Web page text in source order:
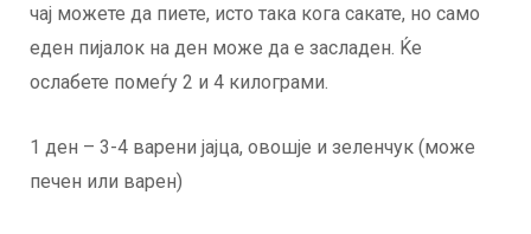
чај можете да пиете, исто така кога сакате, но само
еден пијалок на ден може да е засладен. Ќе
ослабете помеѓу 2 и 4 килограми.
1 ден – 3-4 варени јајца, овошје и зеленчук (може
печен или варен)